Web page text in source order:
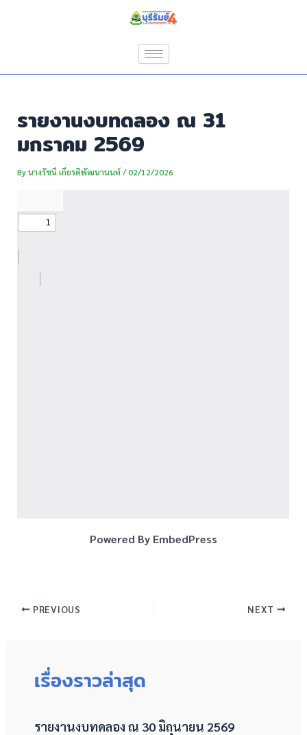
รายงานงบทดลอง ณ 31
มกราคม 2569
Byนางรัชนี เกียรติพัฒนานนท์/02/12/2026
Powered By EmbedPress
PREVIOUS NEXT
เรื่องราวล่าสุด
รายงานงบทดลอง ณ 30 มิถุนายน 2569